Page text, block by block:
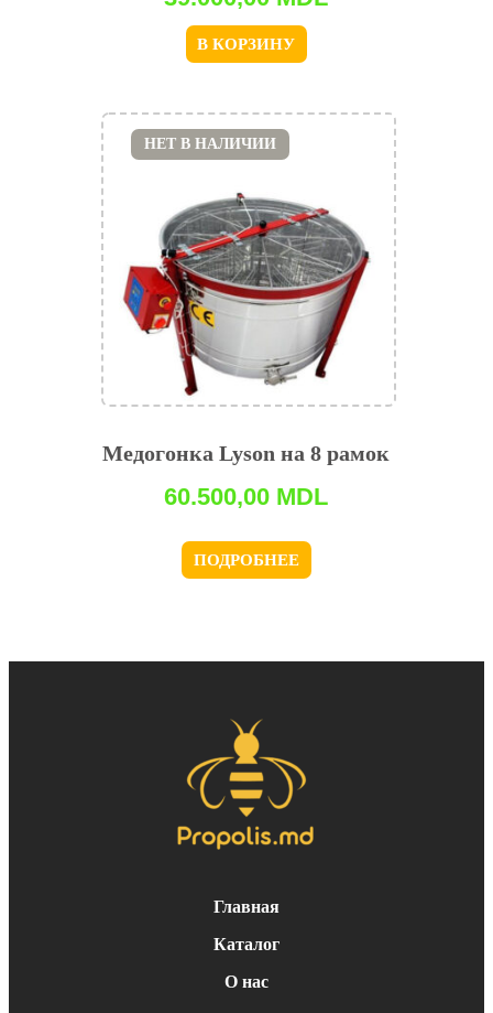
В КОРЗИНУ
Медогонка Lyson на 8 рамок
60.500,00 MDL
ПОДРОБНЕЕ
НЕТ В НАЛИЧИИ
Главная
Каталог
О нас